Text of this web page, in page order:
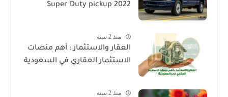
Super Duty pickup 2022
منذ 2 سنة
العقار والاستثمار : أهم منصات
الاستثمار العقاري في السعودية
منذ 2 سنة